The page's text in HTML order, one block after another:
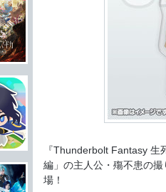
『Thunderbolt Fantasy
編」の主人公・殤不患の
場！